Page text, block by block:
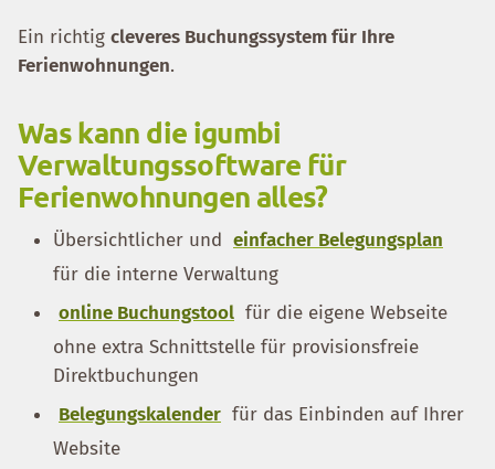
Ein richtig cleveres Buchungssystem für Ihre
Ferienwohnungen.
Was kann die igumbi
Verwaltungssoftware für
Ferienwohnungen alles?
Übersichtlicher und einfacher Belegungsplan
für die interne Verwaltung
online Buchungstool für die eigene Webseite
ohne extra Schnittstelle für provisionsfreie
Direktbuchungen
Belegungskalender für das Einbinden auf Ihrer
Website